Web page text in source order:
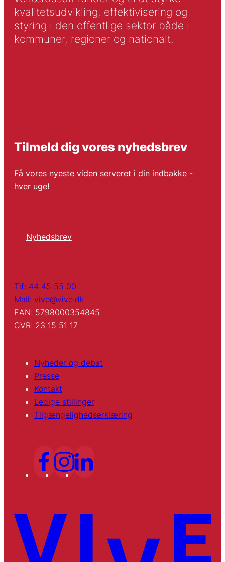
kvalitetsudvikling, effektivisering og
styring i den offentlige sektor både i
kommuner, regioner og nationalt.
Tilmeld dig vores nyhedsbrev
Få vores nyeste viden serveret i din indbakke -
hver uge!
Nyhedsbrev
Tlf: 44 45 55 00
Mail: vive@vive.dk
EAN: 5798000354845
CVR: 23 15 51 17
Nyheder og debat
Presse
Kontakt
Ledige stillinger
Tilgængelighedserklæring